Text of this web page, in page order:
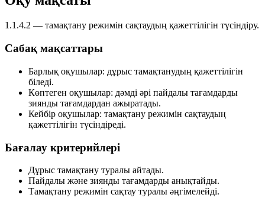
1.1.4.2 — тамақтану режимін сақтаудың қажеттілігін түсіндіру.
Сабақ мақсаттары
Барлық оқушылар: дұрыс тамақтанудың қажеттілігін
біледі.
Көптеген оқушылар: дәмді әрі пайдалы тағамдарды
зиянды тағамдардан ажыратады.
Кейбір оқушылар: тамақтану режимін сақтаудың
қажеттілігін түсіндіреді.
Бағалау критерийлері
Дұрыс тамақтану туралы айтады.
Пайдалы және зиянды тағамдарды анықтайды.
Тамақтану режимін сақтау туралы әңгімелейді.